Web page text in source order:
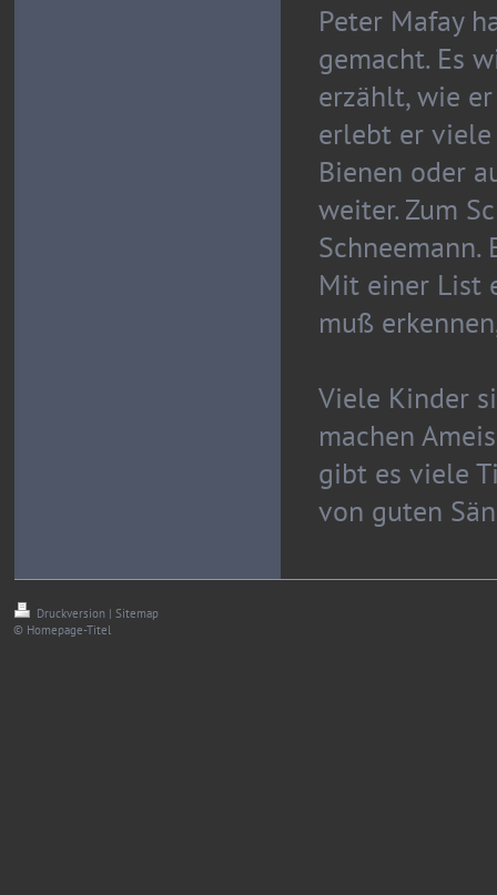
Peter Mafay
gemacht. Es
erzählt, wie
erlebt er viele
Bienen oder
weiter. Zum
Schneemann.
Mit einer List
muß
Viele Kinder
machen
gibt es viele
von guten
Druckversion | Sitemap
© Homepage-Titel